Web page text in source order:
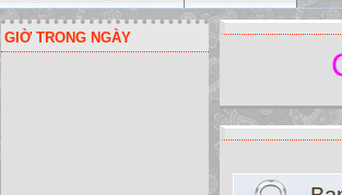
GIỜ TRONG NGÀY